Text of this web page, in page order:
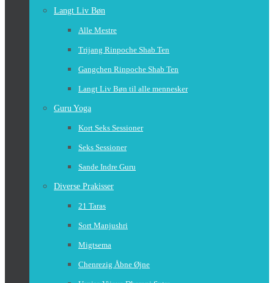
Langt Liv Bøn
Alle Mestre
Trijang Rinpoche Shab Ten
Gangchen Rinpoche Shab Ten
Langt Liv Bøn til alle mennesker
Guru Yoga
Kort Seks Sessioner
Seks Sessioner
Sande Indre Guru
Diverse Prakisser
21 Taras
Sort Manjushri
Migtsema
Chenrezig Åbne Øjne